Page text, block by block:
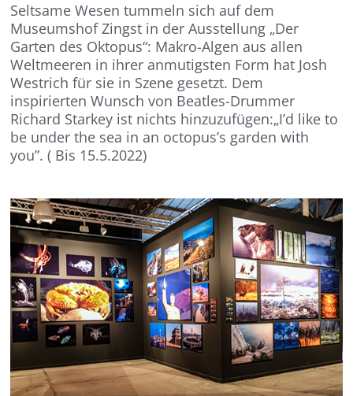
Seltsame Wesen tummeln sich auf dem
Museumshof Zingst in der Ausstellung „Der
Garten des Oktopus“: Makro-Algen aus allen
Weltmeeren in ihrer anmutigsten Form hat Josh
Westrich für sie in Szene gesetzt. Dem
inspirierten Wunsch von Beatles-Drummer
Richard Starkey ist nichts hinzuzufügen:„I’d like to
be under the sea in an octopus’s garden with
you”. ( Bis 15.5.2022)